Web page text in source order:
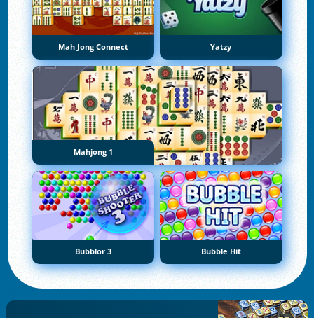
Mah Jong Connect Yatzy
Mahjong 1
Bubblor 3 Bubble Hit